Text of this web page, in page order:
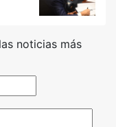
noticias más